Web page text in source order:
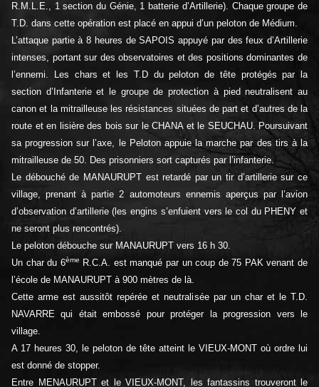
R.M.L.E., 1 section du Génie, 1 batterie d’Artillerie). Chaque groupe de
T.D. dans cette opération est placé en appui d’un peloton de Médium.
L’attaque partie à 8 heures de SAPOIS appuyé par des feux d’Artillerie
intenses, portant sur des observatoires et des positions dominantes de
l’ennemi. Les chars et les T.D du peloton de tête protégés par la
section d’Infanterie et le groupe de protection à pied neutralisent au
canon et la mitrailleuse les résistances situées de part et d’autres de la
route et en lisière des bois sur le CHANA et le SEUCHAU. Poursuivant
sa progression sur l’axe, le Peloton appuie la marche par des tirs à la
mitrailleuse de 50. Des prisonniers sort capturés par l’infanterie.
Le débouché de MANAURUPT est retardé par un tir d’artillerie sur ce
village, prenant à partie 2 automoteurs ennemis aperçus par l’avion
d’observation d’artillerie (les engins s’enfuient vers le col du PHENY et
ne seront plus rencontrés).
Le peloton débouche sur MANAURUPT vers 16 h 30.
Un char du 6ème
R.C.A. est manqué par un coup de 75 PAK venant de
l’école de MANAURUPT à 900 mètres de là.
Cette arme est aussitôt repérée et neutralisée par un char et le T.D.
NAVARRE qui était embossé pour protéger la progression vers le
village.
A 17 heures 30, le peloton de tête atteint le VIEUX-MONT où ordre lui
est donné de stopper.
Entre MENAURUPT et le VIEUX-MONT, les fantassins trouveront le